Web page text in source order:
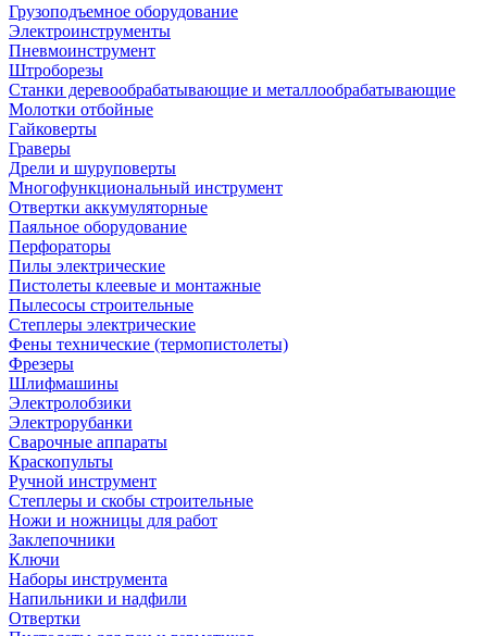
Грузоподъемное оборудование
Электроинструменты
Пневмоинструмент
Штроборезы
Станки деревообрабатывающие и металлообрабатывающие
Молотки отбойные
Гайковерты
Граверы
Дрели и шуруповерты
Многофункциональный инструмент
Отвертки аккумуляторные
Паяльное оборудование
Перфораторы
Пилы электрические
Пистолеты клеевые и монтажные
Пылесосы строительные
Степлеры электрические
Фены технические (термопистолеты)
Фрезеры
Шлифмашины
Электролобзики
Электрорубанки
Сварочные аппараты
Краскопульты
Ручной инструмент
Степлеры и скобы строительные
Ножи и ножницы для работ
Заклепочники
Ключи
Наборы инструмента
Напильники и надфили
Отвертки